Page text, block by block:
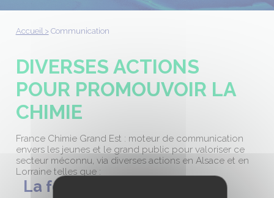
Accueil > Communication
DIVERSES ACTIONS
POUR PROMOUVOIR LA
CHIMIE
France Chimie Grand Est : moteur de communication
envers les jeunes et le grand public pour valoriser ce
secteur méconnu, via diverses actions en Alsace et en
Lorraine telles que :
La fête de la science